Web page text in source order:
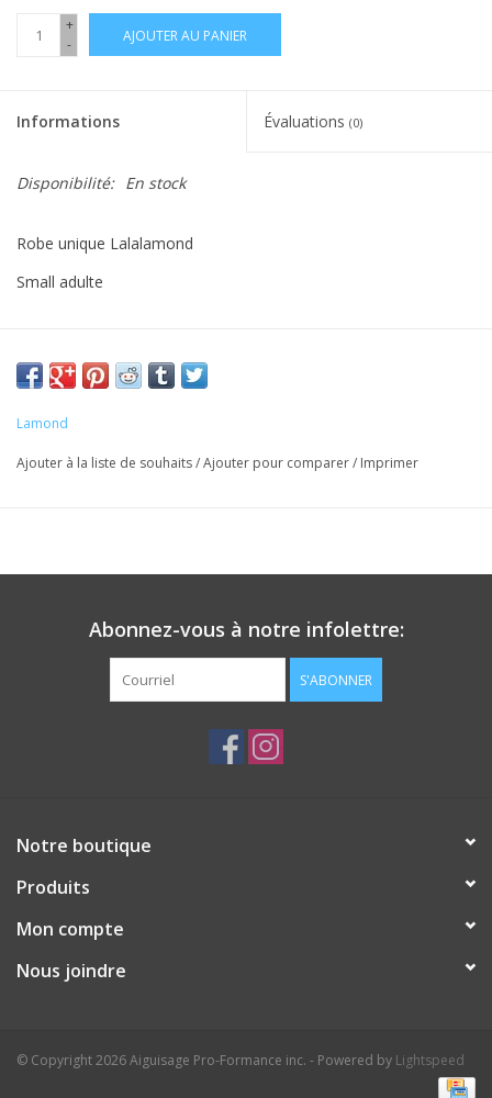
+
-
AJOUTER AU PANIER
Informations Évaluations (0)
Disponibilité: En stock
Robe unique Lalalamond
Small adulte
Lamond
Ajouter à la liste de souhaits/Ajouter pour comparer/ Imprimer
Abonnez-vous à notre infolettre:
S'ABONNER
Notre boutique
Produits
Mon compte
Nous joindre
© Copyright 2026 Aiguisage Pro-Formance inc. - Powered by Lightspeed